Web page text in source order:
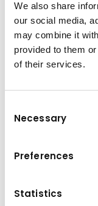
We also share
our social media,
may combine it
provided to them
of their services.
Selection
Necessary
Preferences
Statistics
Vă invităm să
BookLand
Facebook:
https://
https://
https://
https://